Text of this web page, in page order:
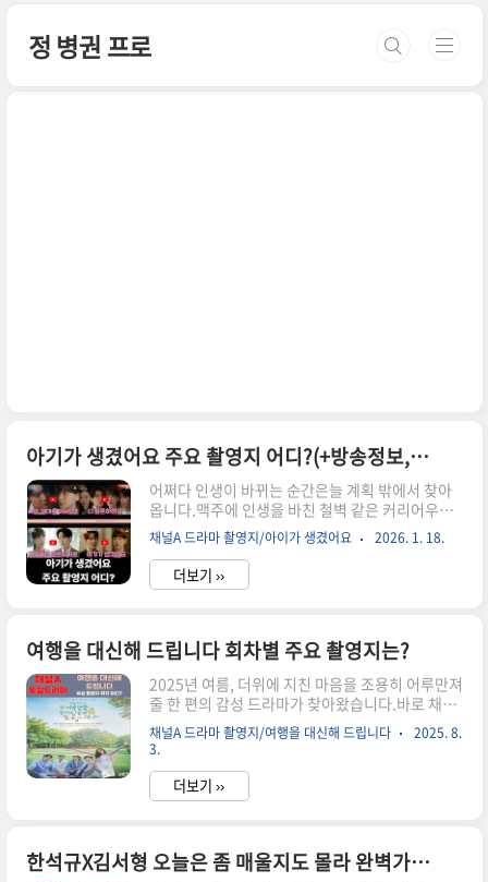
정 병권 프로
아기가 생겼어요 주요 촬영지 어디?(+방송정보,줄거리,등장인물관계도)
어쩌다 인생이 바뀌는 순간은늘 계획 밖에서 찾아
옵니다.맥주에 인생을 바친 철벽 같은 커리어우먼
과감정 대신 책임으로 살아온 재벌 2세.서로 다른
세계에 살던 두 사람이단 하루의 일탈로 엮이게 되
는 이야기—그 시작은 예상보다 훨씬 조용했고,그
결과는 상상보다 훨씬 거대했습니다.드라마 아기
다시 묻는역주행 로맨스입니다.서울 마곡의 빌딩
숲부터홍대·이태원·여의도의 밤,일산과 송도의
고요한 공간까지.두 사람의 감정이 흔들릴 때마다
이야기는 장소를 바꾸며 더욱 선명해집니다.이번
글에서는드라마 아기가 생겼어요의주요 촬영지와
함께방송 정보, 줄거리, 등장인물 관계도를한눈에
는 여..
채널A 드라마 촬영지/아이가 생겼어요 2026. 1. 18.
더보기 ››
여행을 대신해 드립니다 회차별 주요 촬영지는?
2025년 여름, 더위에 지친 마음을 조용히 어루만져
줄 한 편의 감성 드라마가 찾아왔습니다.바로 채널
A 주말드라마 ‘여행을 대신해드립니다입니다.공승
연, 유준상, 김재영, 홍수현 등 믿고 보는 배우들이
하의 동명 소설을 원작으로 한 작품으로,단순한 여
행이 아닌 대리여행이라는 참신한 콘셉트와 인물들
촬영지를 드라마 속에 녹여 드리겠습니다!바로보
채널A 드라마 촬영지/여행을 대신해 드립니다
2025. 8.
3.
더보기 ››
한석규X김서형 오늘은 좀 매울지도 몰라 완벽가이드 : 출연진,제작진,줄거리,11가지 레쉬피,관전포인트 총정리!